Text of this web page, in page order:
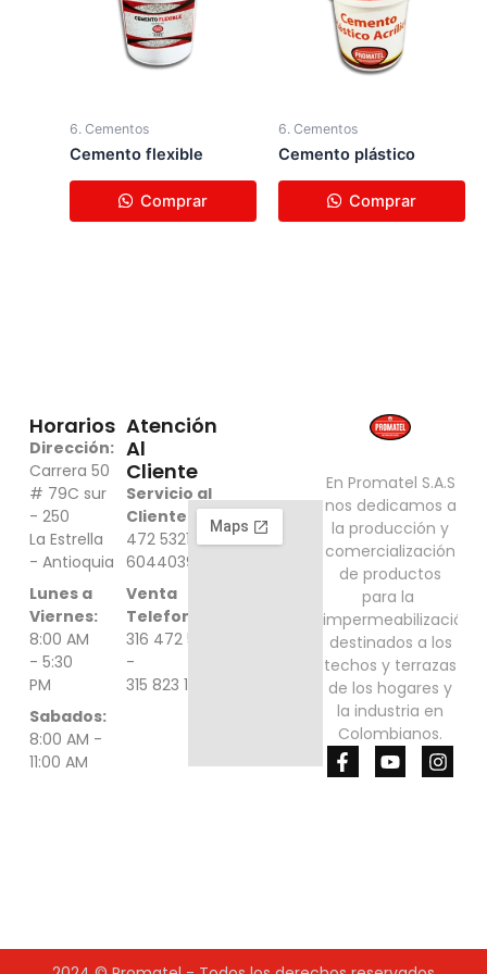
6. Cementos
Cemento fl​exible
Comprar
6. Cementos
Cemento pl​ástico
Comprar
En Promatel S.A.S
nos dedicamos a
​la producción y
comercialización
de ​productos
para la ​
impermeabilización
destinados a ​los
techos y terrazas
de los hogares ​y
la industria en
Colombianos.
F
a
Y
o
I
n
Horarios
Dirección:
Carrera 50
# 79C sur
- 250
La Estrella
- Antioquia
Lunes a
Viernes:
8:00 AM
- 5:30
PM
Sabados:
8:00 AM -
11:00 AM
Atención
Al
Cliente
Servicio al
Cliente: 316
472 5321 -
6044039000
Venta
Telefonica:
316 472 5321
-
315 823 1548